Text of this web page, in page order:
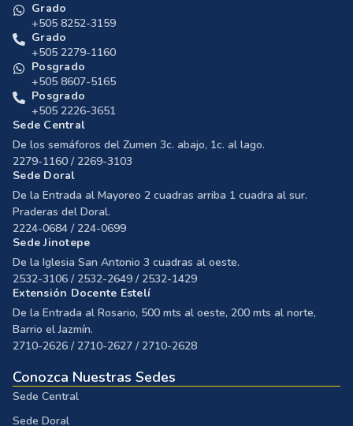
Grado
+505 8252-3159
Grado
+505 2279-1160
Posgrado
+505 8607-5165
Posgrado
+505 2226-3651
Sede Central
De los semáforos del Zumen 3c. abajo, 1c. al lago.
2279-1160 / 2269-3103
Sede Doral
De la Entrada al Mayoreo 2 cuadras arriba 1 cuadra al sur.
Praderas del Doral.
2224-0684 / 224-0699
Sede Jinotepe
De la Iglesia San Antonio 3 cuadras al oeste.
2532-3106 / 2532-2649 / 2532-1429
Extensión Docente Estelí
De la Entrada al Rosario, 500 mts al oeste, 200 mts al norte,
Barrio el Jazmín.
2710-2626 / 2710-2627 / 2710-2628
Conozca Nuestras Sedes
Sede Central
Sede Doral